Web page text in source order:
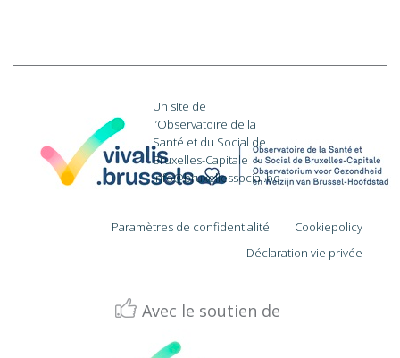
Un site de
l’Observatoire de la
Santé et du Social de
Bruxelles-Capitale ·
info@bruxellessocial.be
Paramètres de confidentialité
Cookiepolicy
Déclaration vie privée
Avec le soutien de